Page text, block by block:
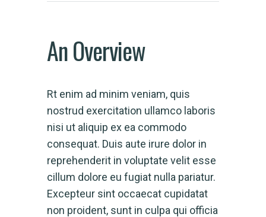
An Overview
Rt enim ad minim veniam, quis
nostrud exercitation ullamco laboris
nisi ut aliquip ex ea commodo
consequat. Duis aute irure dolor in
reprehenderit in voluptate velit esse
cillum dolore eu fugiat nulla pariatur.
Excepteur sint occaecat cupidatat
non proident, sunt in culpa qui officia